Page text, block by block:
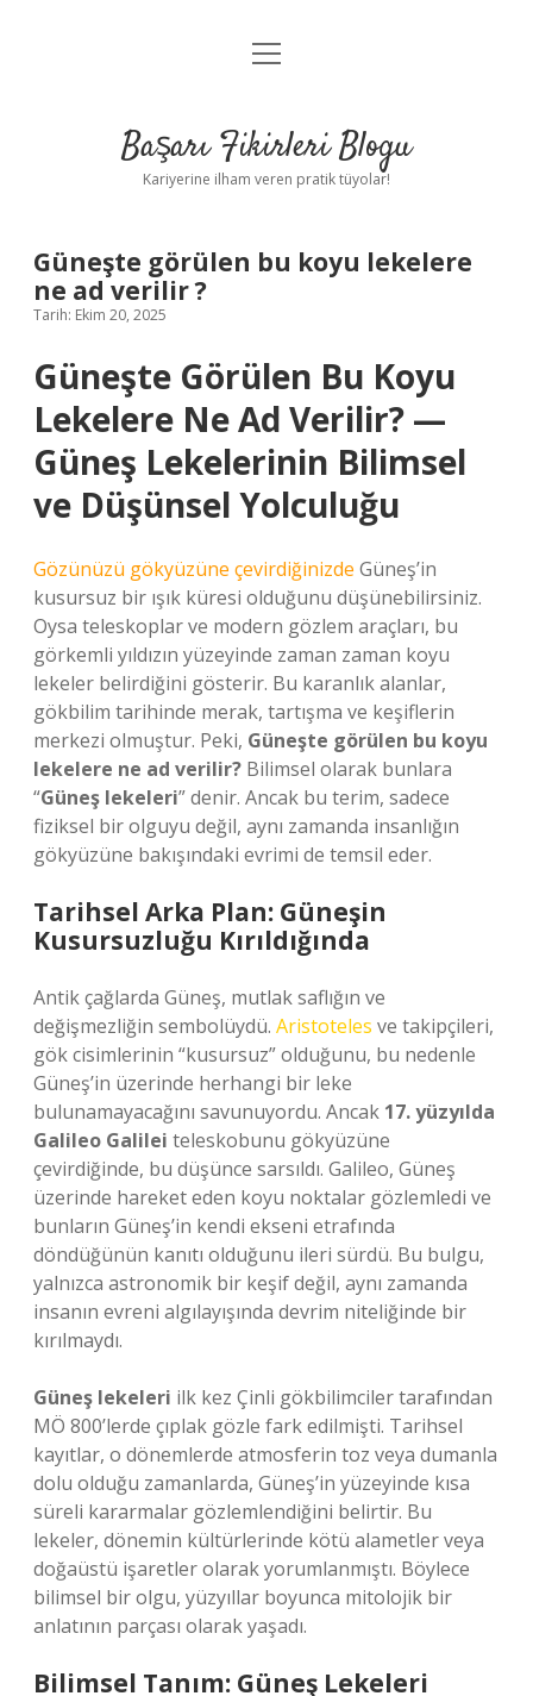
Anasayfa
Yasal Uyarı
menüyü
Başarı Fikirleri Blogu
Kariyerine ilham veren pratik tüyolar!
Güneşte görülen bu koyu lekelere
ne ad verilir ?
Tarih: Ekim 20, 2025
Güneşte Görülen Bu Koyu
Lekelere Ne Ad Verilir? —
Güneş Lekelerinin Bilimsel
ve Düşünsel Yolculuğu
Gözünüzü gökyüzüne çevirdiğinizde Güneş’in
kusursuz bir ışık küresi olduğunu düşünebilirsiniz.
Oysa teleskoplar ve modern gözlem araçları, bu
görkemli yıldızın yüzeyinde zaman zaman koyu
lekeler belirdiğini gösterir. Bu karanlık alanlar,
gökbilim tarihinde merak, tartışma ve keşiflerin
merkezi olmuştur. Peki, Güneşte görülen bu koyu
lekelere ne ad verilir? Bilimsel olarak bunlara
“Güneş lekeleri” denir. Ancak bu terim, sadece
fiziksel bir olguyu değil, aynı zamanda insanlığın
gökyüzüne bakışındaki evrimi de temsil eder.
Tarihsel Arka Plan: Güneşin
Kusursuzluğu Kırıldığında
Antik çağlarda Güneş, mutlak saflığın ve
değişmezliğin sembolüydü. Aristoteles ve takipçileri,
gök cisimlerinin “kusursuz” olduğunu, bu nedenle
Güneş’in üzerinde herhangi bir leke
bulunamayacağını savunuyordu. Ancak 17. yüzyılda
Galileo Galilei teleskobunu gökyüzüne
çevirdiğinde, bu düşünce sarsıldı. Galileo, Güneş
üzerinde hareket eden koyu noktalar gözlemledi ve
bunların Güneş’in kendi ekseni etrafında
döndüğünün kanıtı olduğunu ileri sürdü. Bu bulgu,
yalnızca astronomik bir keşif değil, aynı zamanda
insanın evreni algılayışında devrim niteliğinde bir
kırılmaydı.
Güneş lekeleri ilk kez Çinli gökbilimciler tarafından
MÖ 800’lerde çıplak gözle fark edilmişti. Tarihsel
kayıtlar, o dönemlerde atmosferin toz veya dumanla
dolu olduğu zamanlarda, Güneş’in yüzeyinde kısa
süreli kararmalar gözlemlendiğini belirtir. Bu
lekeler, dönemin kültürlerinde kötü alametler veya
doğaüstü işaretler olarak yorumlanmıştı. Böylece
bilimsel bir olgu, yüzyıllar boyunca mitolojik bir
anlatının parçası olarak yaşadı.
Bilimsel Tanım: Güneş Lekeleri